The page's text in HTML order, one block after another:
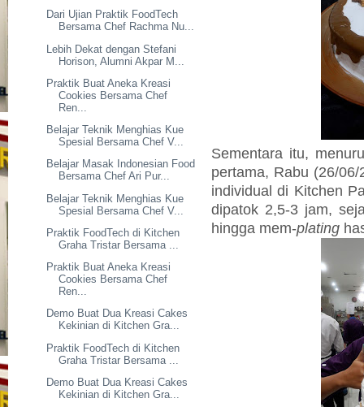
Dari Ujian Praktik FoodTech
Bersama Chef Rachma Nu...
Lebih Dekat dengan Stefani
Horison, Alumni Akpar M...
Praktik Buat Aneka Kreasi
Cookies Bersama Chef
Ren...
Belajar Teknik Menghias Kue
Spesial Bersama Chef V...
Belajar Masak Indonesian Food
Bersama Chef Ari Pur...
Belajar Teknik Menghias Kue
Spesial Bersama Chef V...
Praktik FoodTech di Kitchen
Graha Tristar Bersama ...
Praktik Buat Aneka Kreasi
Cookies Bersama Chef
Ren...
Demo Buat Dua Kreasi Cakes
Kekinian di Kitchen Gra...
Praktik FoodTech di Kitchen
Graha Tristar Bersama ...
Demo Buat Dua Kreasi Cakes
Kekinian di Kitchen Gra...
Sementara itu,
pertama, Rabu (26/
individual di Kitchen
dipatok 2,5-3 jam,
hingga mem-plating